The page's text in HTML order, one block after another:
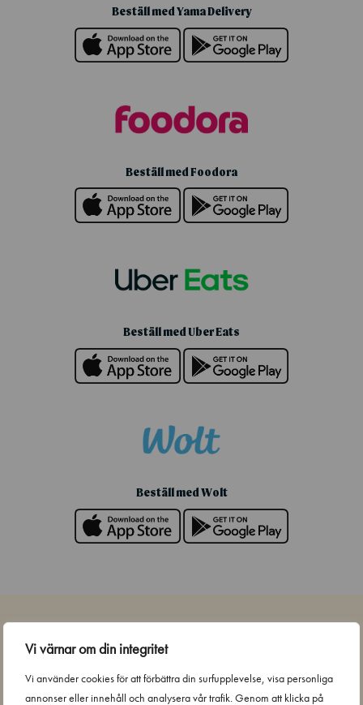
Vi värnar om din integritet
Vi använder cookies för att förbättra din surfupplevelse, visa personliga
annonser eller innehåll och analysera vår trafik. Genom att klicka på
Beställ med Yama Delivery
Beställ med Foodora
Beställ med Uber Eats
Beställ med Wolt
Restauranger
Stockholm, Liljeholmstorget Galleria